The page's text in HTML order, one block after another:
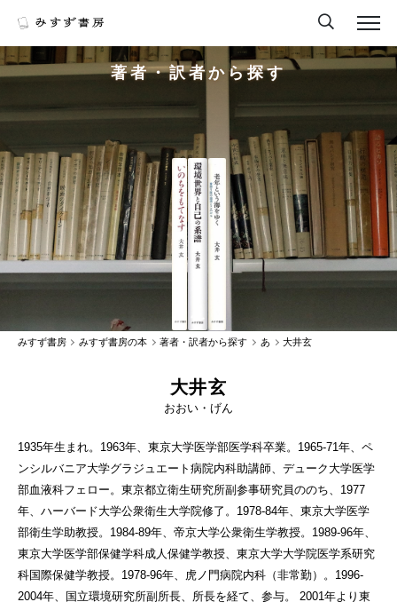
著者・訳者から探す
みすず書房 みすず書房の本 著者・訳者から探す あ 大井玄
大井玄
おおい・げん
1935年生まれ。1963年、東京大学医学部医学科卒業。1965-71年、ペ
ンシルバニア大学グラジュエート病院内科助講師、デューク大学医学
部血液科フェロー。東京都立衛生研究所副参事研究員ののち、1977
年、ハーバード大学公衆衛生大学院修了。1978-84年、東京大学医学
部衛生学助教授。1984-89年、帝京大学公衆衛生学教授。1989-96年、
東京大学医学部保健学科成人保健学教授、東京大学大学院医学系研究
科国際保健学教授。1978-96年、虎ノ門病院内科（非常勤）。1996-
2004年、国立環境研究所副所長、所長を経て、参与。 2001年より東